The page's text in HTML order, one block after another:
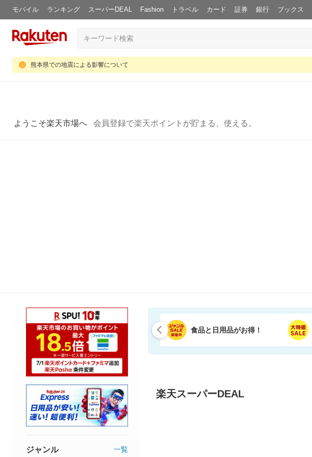
モバイル ランキング スーパーDEAL Fashion トラベル カード 証券 銀行 ブックス
熊本県での地震による影響について
ようこそ楽天市場へ 会員登録で楽天ポイントが貯まる、使える。
食品と日用品がお得！
楽天スーパーDEAL
ジャンル 一覧